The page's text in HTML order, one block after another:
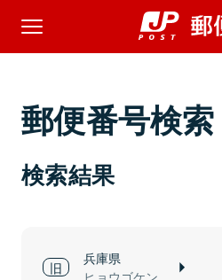
郵便番号検索
検索結果
兵庫県
ヒョウゴケン